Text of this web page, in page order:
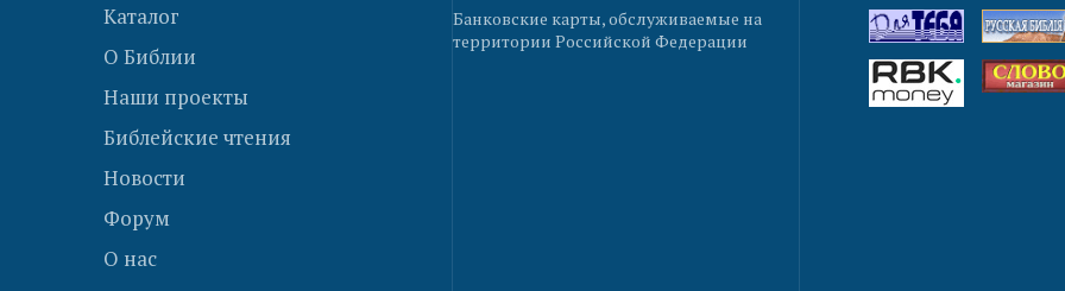
Каталог
О Библии
Наши проекты
Библейские чтения
Новости
Форум
О нас
Банковские карты, обслуживаемые на
территории Российской Федерации